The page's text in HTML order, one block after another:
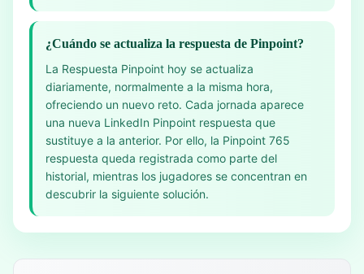
¿Cuándo se actualiza la respuesta de Pinpoint?
La Respuesta Pinpoint hoy se actualiza
diariamente, normalmente a la misma hora,
ofreciendo un nuevo reto. Cada jornada aparece
una nueva LinkedIn Pinpoint respuesta que
sustituye a la anterior. Por ello, la Pinpoint 765
respuesta queda registrada como parte del
historial, mientras los jugadores se concentran en
descubrir la siguiente solución.